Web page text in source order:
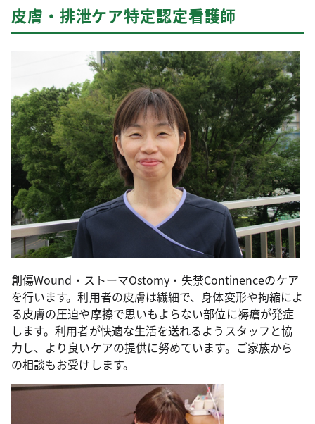
皮膚・排泄ケア特定認定看護師
創傷Wound・ストーマOstomy・失禁Continenceのケア
を行います。利用者の皮膚は繊細で、身体変形や拘縮によ
る皮膚の圧迫や摩擦で思いもよらない部位に褥瘡が発症
します。利用者が快適な生活を送れるようスタッフと協
力し、より良いケアの提供に努めています。ご家族から
の相談もお受けします。